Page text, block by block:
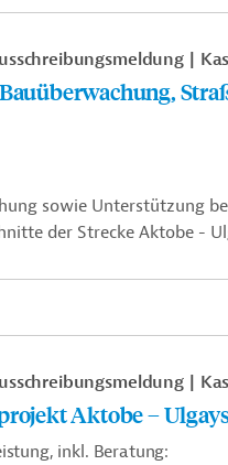
sowie Unterstützung
der Strecke Aktobe -
Aktobe –
inkl. Beratung: